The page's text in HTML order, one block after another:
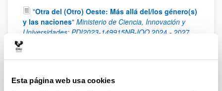
Esta página web usa cookies
"Otra del (Otro) Oeste: Más allá del/los género(s)
y las naciones" Ministerio de Ciencia, Innovación y
Universidades: PDI2023-149915NB-IOO 2024 - 2027
el cine y la cultura del siglo XXI. Un enfoque
Ciencia, Innovación y Universidades: PGC2018-